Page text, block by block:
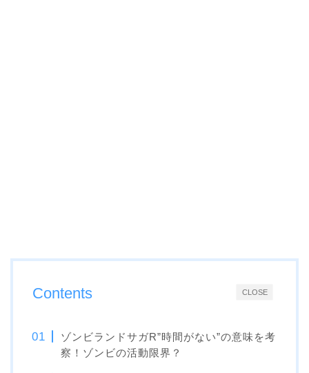
CLOSE
Contents
ゾンビランドサガR”時間がない”の意味を考
察！ゾンビの活動限界？